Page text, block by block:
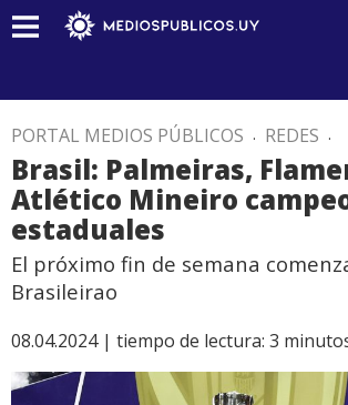
PORTAL MEDIOS PÚBLICOS . REDES .
Brasil: Palmeiras,
Atlético Mineiro
estaduales
El próximo fin de semana
Brasileirao
08.04.2024 | tiempo de lectura: 3